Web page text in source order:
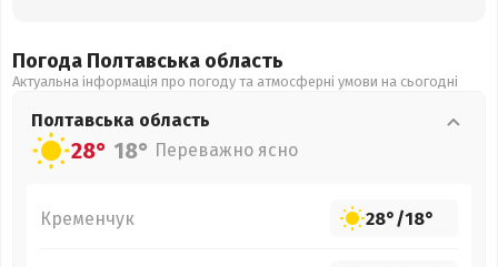
Погода Полтавська область
Актуальна інформація про погоду та атмосферні умови на сьогодні
Полтавська область
28° 18° Переважно ясно
Кременчук 28°/18°